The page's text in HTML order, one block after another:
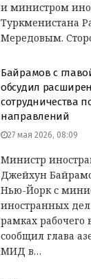
и министром
Туркменистана
Мередовым.
Байрамов с
обсудил
сотрудничества
направлений
27 мая 2026, 08:09
Министр
Джейхун
Нью-Йорк с
иностранных
рамках рабочего
сообщил глава
МИД в…